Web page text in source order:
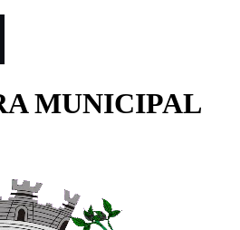
MUNICIPAL